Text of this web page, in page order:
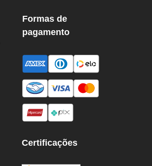
Formas de
pagamento
Certificações